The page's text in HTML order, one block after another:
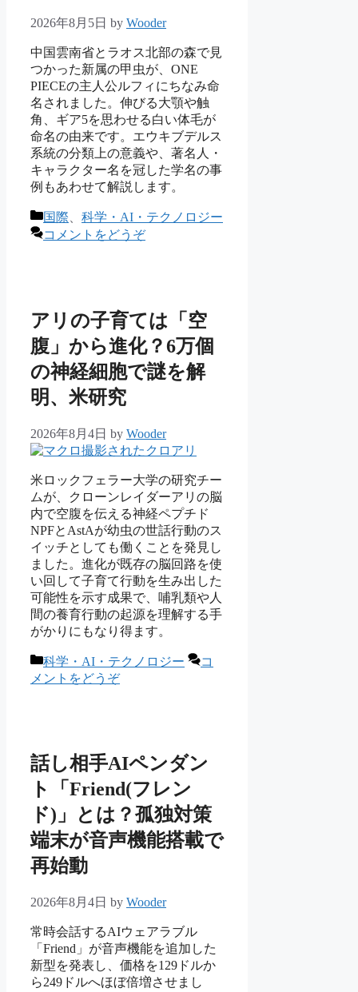
2026年8月5日 by Wooder
中国雲南省とラオス北部の森で見
つかった新属の甲虫が、ONE
PIECEの主人公ルフィにちなみ命
名されました。伸びる大顎や触
角、ギア5を思わせる白い体毛が
命名の由来です。エウキブデルス
系統の分類上の意義や、著名人・
キャラクター名を冠した学名の事
例もあわせて解説します。
カ
テ
国際
科学・AI・テクノロジー
コメントをどうぞ
アリの子育ては「空
腹」から進化？6万個
の神経細胞で謎を解
明、米研究
2026年8月4日 by Wooder
米ロックフェラー大学の研究チー
ムが、クローンレイダーアリの脳
内で空腹を伝える神経ペプチド
NPFとAstAが幼虫の世話行動のス
イッチとしても働くことを発見し
ました。進化が既存の脳回路を使
い回して子育て行動を生み出した
可能性を示す成果で、哺乳類や人
間の養育行動の起源を理解する手
がかりにもなり得ます。
カ
テ
科学・AI・テクノロジー
コ
メントをどうぞ
話し相手AIペンダン
ト「Friend(フレン
ド)」とは？孤独対策
端末が音声機能搭載で
再始動
2026年8月4日 by Wooder
常時会話するAIウェアラブル
「Friend」が音声機能を追加した
新型を発表し、価格を129ドルか
ら249ドルへほぼ倍増させまし